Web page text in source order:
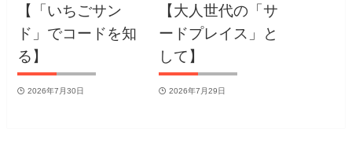
【「いちごサン
ド」でコードを知
る】
2026年7月30日
【大人世代の「サ
ードプレイス」と
して】
2026年7月29日